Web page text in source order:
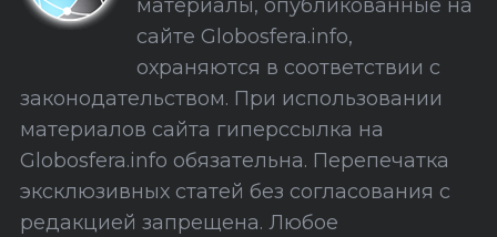
а
а
материалы, опубликованные на
сайте Globosfera.info,
охраняются в соответствии с
законодательством. При использовании
материалов сайта гиперссылка на
Globosfera.info обязательна. Перепечатка
эксклюзивных статей без согласования с
редакцией запрещена. Любое